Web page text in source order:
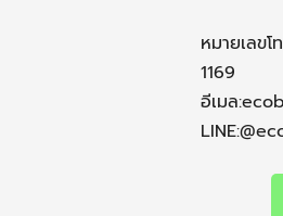
หมายเลข
1169
อีเมล: